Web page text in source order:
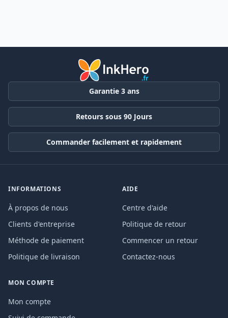
Garantie 3 ans
Retours sous 90 Jours
Commander facilement et rapidement
INFORMATIONS
À propos de nous
Clients d'entreprise
Méthode de paiement
Politique de livraison
AIDE
Centre d'aide
Politique de retour
Commencer un retour
Contactez-nous
MON COMPTE
Mon compte